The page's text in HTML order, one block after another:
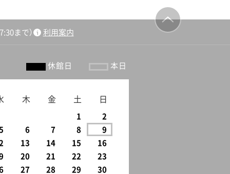
まで） 利用案内
休館日 本日
木 金 土 日
1
2
6 7 8
9
13 14 15
16
20 21 22
23
27 28 29 30